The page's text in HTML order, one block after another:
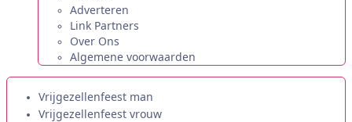
Adverteren
Link Partners
Over Ons
Algemene voorwaarden
Vrijgezellenfeest man
Vrijgezellenfeest vrouw